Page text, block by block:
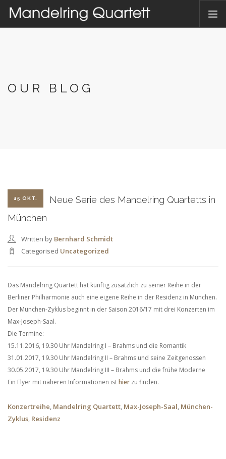
DAS QUARTETT
OUR BLOG
15 OKT.
Neue Serie des Mandelring Quartetts in
München
Written by Bernhard Schmidt
Categorised Uncategorized
Das Mandelring Quartett hat künftig zusätzlich zu seiner Reihe in der
Berliner Philharmonie auch eine eigene Reihe in der Residenz in München.
Der München-Zyklus beginnt in der Saison 2016/17 mit drei Konzerten im
Max-Joseph-Saal.
Die Termine:
15.11.2016, 19.30 Uhr Mandelring I – Brahms und die Romantik
31.01.2017, 19.30 Uhr Mandelring II – Brahms und seine Zeitgenossen
30.05.2017, 19.30 Uhr Mandelring III – Brahms und die frühe Moderne
Ein Flyer mit näheren Informationen isthier zu finden.
Konzertreihe, Mandelring Quartett, Max-Joseph-Saal, München-
Zyklus, Residenz